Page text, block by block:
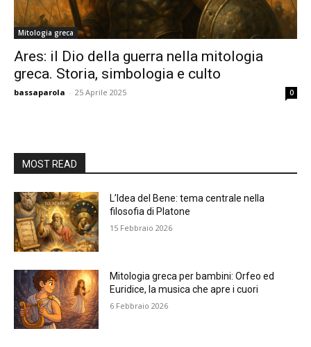
Mitologia greca
Ares: il Dio della guerra nella mitologia
greca. Storia, simbologia e culto
bassaparola - 25 Aprile 2025 0
MOST READ
L’Idea del Bene: tema centrale nella
filosofia di Platone
15 Febbraio 2026
Mitologia greca per bambini: Orfeo ed
Euridice, la musica che apre i cuori
6 Febbraio 2026